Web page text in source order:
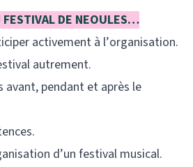
FESTIVAL DE NEOULES…
activement à l’organisation.
autrement.
avant, pendant et après le
d’un festival musical.